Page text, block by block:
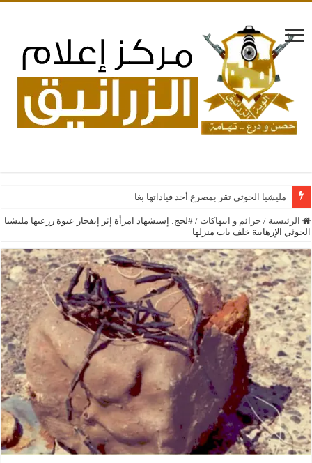
مليشيا الحوثي تقر بمصرع أحد قياداتها بغارات جوية سعودية ع
الرئيسية / جرائم و انتهاكات / #لحج: إستشهاد امرأة إثر إنفجار عبوة زرعتها مليشيا
الحوثي الإرهابية خلف باب منزلها